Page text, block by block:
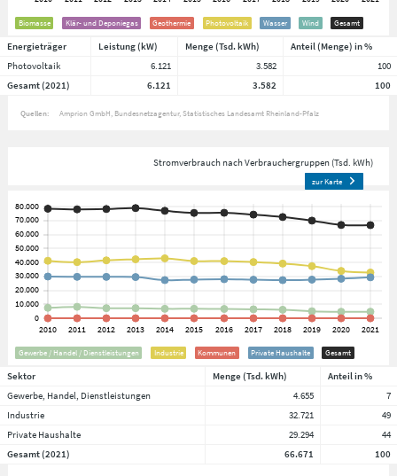
Biomasse Klär- und Deponiegas Geothermie Photovoltaik Wasser Wind Gesamt
Energieträger Leistung (kW) Menge (Tsd. kWh)
Anteil (Menge) in %
Photovoltaik
6.121 3.582
100
Gesamt (2021)
6.121 3.582 100
Quellen: Amprion GmbH Bundesnetzagentur Statistisches Landesamt Rheinland-Pfalz
Stromverbrauch nach Verbrauchergruppen (Tsd. kWh)
zur Karte
Gewerbe / Handel / Dienstleistungen Industrie Kommunen Private Haushalte Gesamt
Sektor Menge (Tsd. kWh)
Anteil in %
Gewerbe, Handel, Dienstleistungen
4.655
7
Industrie
32.721
49
Private Haushalte
29.294
44
Gesamt (2021)
66.671 100